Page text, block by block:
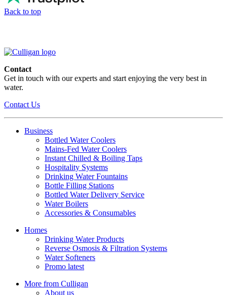
Back to top
Contact
Get in touch with our experts and start enjoying the very best in
water.
Contact Us
Business
Bottled Water Coolers
Mains-Fed Water Coolers
Instant Chilled & Boiling Taps
Hospitality Systems
Drinking Water Fountains
Bottle Filling Stations
Bottled Water Delivery Service
Water Boilers
Accessories & Consumables
Homes
Drinking Water Products
Reverse Osmosis & Filtration Systems
Water Softeners
Promo latest
More from Culligan
About us